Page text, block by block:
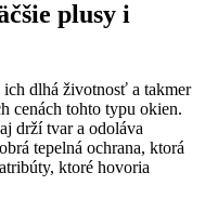
plusy i
dlhá životnosť a takmer
cenách tohto typu okien.
drží tvar a odoláva
tepelná ochrana, ktorá
ktoré hovoria